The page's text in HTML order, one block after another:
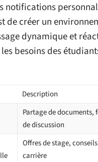
notifications
de créer un
dynamique et
besoins des
Description
Partage de documents,
de discussion
Offres de stage,
carrière